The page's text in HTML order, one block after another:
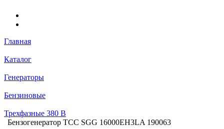
Главная
Каталог
Генераторы
Бензиновые
Трехфазные 380 В
Бензогенератор ТСС SGG 16000EH3LA 190063